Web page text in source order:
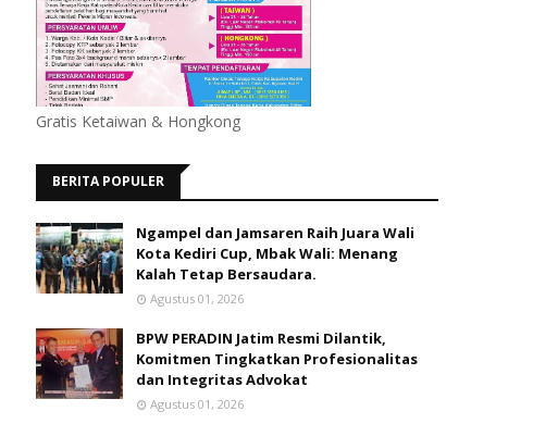
Gratis Ketaiwan & Hongkong
BERITA POPULER
Ngampel dan Jamsaren Raih Juara Wali
Kota Kediri Cup, Mbak Wali: Menang
Kalah Tetap Bersaudara.
Agustus 01, 2026
BPW PERADIN Jatim Resmi Dilantik,
Komitmen Tingkatkan Profesionalitas
dan Integritas Advokat
Agustus 01, 2026